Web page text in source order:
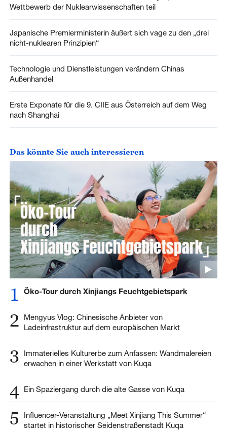
Wettbewerb der Nuklearwissenschaften teil
Japanische Premierministerin äußert sich vage zu den „drei
nicht-nuklearen Prinzipien“
Technologie und Dienstleistungen verändern Chinas
Außenhandel
Erste Exponate für die 9. CIIE aus Österreich auf dem Weg
nach Shanghai
Das könnte Sie auch interessieren
1 Öko-Tour durch Xinjiangs Feuchtgebietspark
2
Mengyus Vlog: Chinesische Anbieter von
Ladeinfrastruktur auf dem europäischen Markt
3
Immaterielles Kulturerbe zum Anfassen: Wandmalereien
erwachen in einer Werkstatt von Kuqa
4 Ein Spaziergang durch die alte Gasse von Kuqa
5
Influencer-Veranstaltung „Meet Xinjiang This Summer“
startet in historischer Seidenstraßenstadt Kuqa